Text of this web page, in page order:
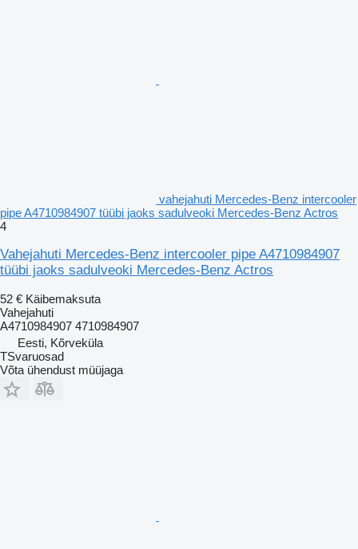
vahejahuti Mercedes-Benz intercooler
pipe A4710984907 tüübi jaoks sadulveoki Mercedes-Benz Actros
4
Vahejahuti Mercedes-Benz intercooler pipe A4710984907
tüübi jaoks sadulveoki Mercedes-Benz Actros
52 € Käibemaksuta
Vahejahuti
A4710984907 4710984907
Eesti, Kõrveküla
TSvaruosad
Võta ühendust müüjaga